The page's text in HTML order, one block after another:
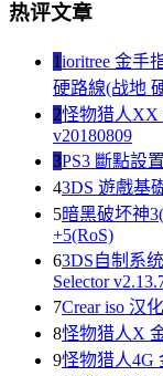
热评文章
1ioritree 金手
硬路線(战地
2怪物猎人XX
v20180809
3PS3 斷點設置
43DS 遊戲基
5暗黑破坏神
+5(RoS)
63DS自制系
Selector
7Crear iso 汉
8怪物猎人X
9怪物猎人4G